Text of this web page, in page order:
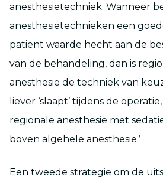
anesthesietechniek. Wanneer
anesthesietechnieken een
patiënt waarde hecht aan de
van de behandeling, dan is
anesthesie de techniek van
liever ‘slaapt’ tijdens de
regionale anesthesie met
boven algehele anesthesie.’
Een tweede strategie om de